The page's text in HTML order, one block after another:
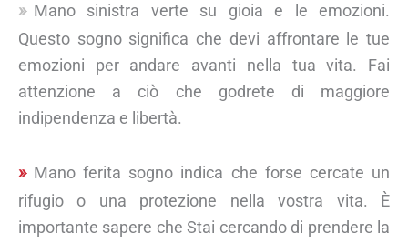
Mano sinistra verte su gioia e le emozioni.
Questo sogno significa che devi affrontare le tue
emozioni per andare avanti nella tua vita. Fai
attenzione a ciò che godrete di maggiore
indipendenza e libertà.
Mano ferita sogno indica che forse cercate un
rifugio o una protezione nella vostra vita. È
importante sapere che Stai cercando di prendere la